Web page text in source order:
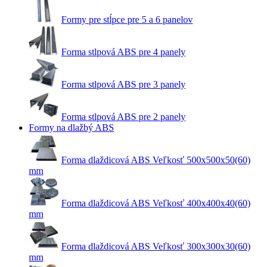
Formy pre stĺpce pre 5 a 6 panelov
Forma stlpová ABS pre 4 panely
Forma stlpová ABS pre 3 panely
Forma stlpová ABS pre 2 panely
Formy na dlažbý ABS
Forma dlaždicová ABS Veľkosť 500x500x50(60)
mm
Forma dlaždicová ABS Veľkosť 400x400x40(60)
mm
Forma dlaždicová ABS Veľkosť 300x300x30(60)
mm